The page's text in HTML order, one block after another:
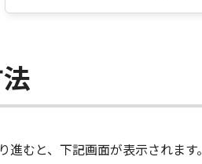
進むと、下記画面が表示されます。